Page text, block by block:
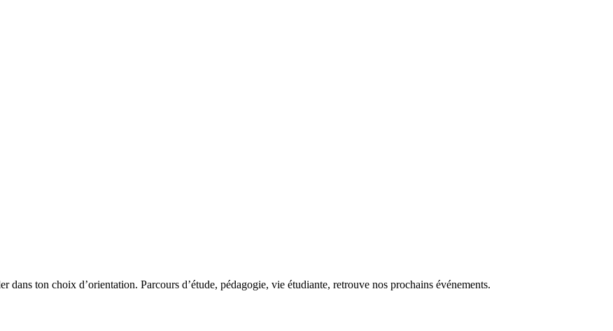
ton choix d’orientation. Parcours d’étude, pédagogie, vie étudiante, retrouve nos prochains événements.